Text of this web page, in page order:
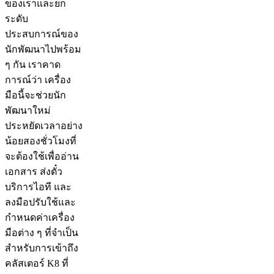
ของเราและยก
ระดับ
ประสบการณ์ของ
นักพัฒนาไปพร้อม
ๆ กัน เราคาด
การณ์ว่า เครื่อง
มือนี้จะช่วยนัก
พัฒนาใหม่
ประหยัดเวลาอย่าง
น้อยสองชั่วโมงที่
จะต้องใช้เพื่ออ่าน
เอกสาร ส่งตั๋ว
บริการไอที และ
ลงมือปรับใช้และ
กำหนดค่าเครื่อง
มือต่าง ๆ ที่จำเป็น
สำหรับการเข้าถึง
คลัสเตอร์ K8 ที่